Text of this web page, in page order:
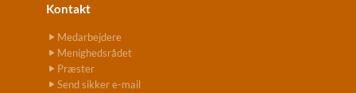
Kontakt
Medarbejdere
Menighedsrådet
Præster
Send sikker e-mail